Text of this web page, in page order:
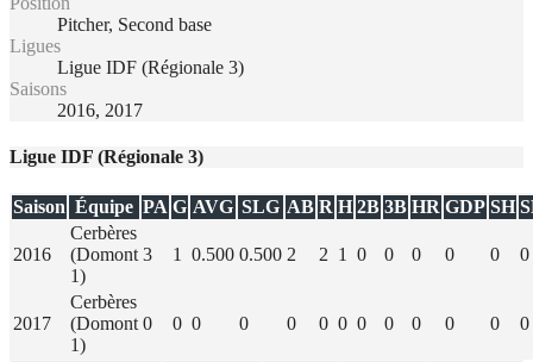
Pitcher, Second base
Ligues
Ligue IDF (Régionale 3)
Saisons
2016, 2017
Ligue IDF (Régionale 3)
Saison Équipe PA G AVG SLG AB R H 2B 3B HR GDP SH
2016
Cerbères
(Domont
1)
3 1 0.500 0.500 2 2 1 0 0 0 0 0 0
2017
Cerbères
(Domont
1)
0 0 0 0 0 0 0 0 0 0 0 0 0